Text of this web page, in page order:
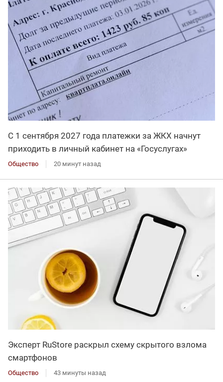
С 1 сентября 2027 года платежки за ЖКХ начнут
приходить в личный кабинет на «Госуслугах»
Общество 20 минут назад
Эксперт RuStore раскрыл схему скрытого взлома
смартфонов
Общество 43 минуты назад